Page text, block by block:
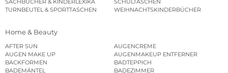
TURNBEUTEL & SPORTTASCHEN
WEIHNACHTSKINDERBÜCHER
Home & Beauty
AFTER SUN
AUGENCREME
AUGEN MAKE UP
AUGENMAKEUP ENTFERNER
BACKFORMEN
BADTEPPICH
BADEMÄNTEL
BADEZIMMER